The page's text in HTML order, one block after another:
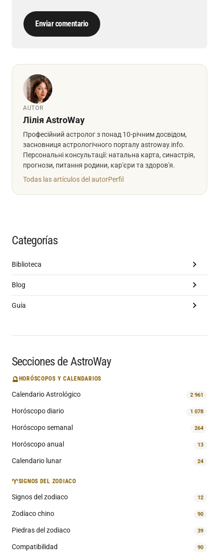
Enviar comentario
AUTOR
Лілія AstroWay
Професійний астролог з понад 10-річним досвідом,
засновниця астрологічного порталу astroway.info.
Персональні консультації: натальна карта, синастрія,
прогнози, питання родини, кар'єри та здоров'я.
Todas las artículos del autorPerfil
Categorías
Biblioteca
Blog
Guía
Secciones de AstroWay
🔮 HORÓSCOPOS Y CALENDARIOS
Calendario Astrológico 2 961
Horóscopo diario 1 078
Horóscopo semanal 264
Horóscopo anual 13
Calendario lunar 24
♈SIGNOS DEL ZODIACO
Signos del zodiaco 12
Zodíaco chino 90
Piedras del zodiaco 39
Compatibilidad 90